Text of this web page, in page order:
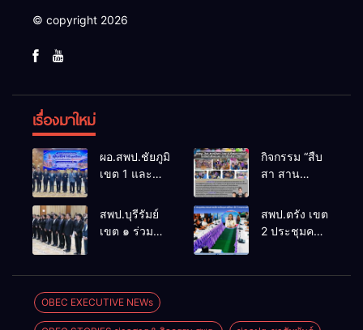
© copyright 2026
เรื่องมาใหม่
ผอ.สพป.ชัยภูมิ
เขต 1 และ
ประชุม
สัมมนาทาง
นำการศึกษา
ไทยสู่อนาคต”
ประจำเขต
ตรวจราชการ
กิจกรรม “สืบ
สา สาน
ล้านนาวิถี สู่
โลกแห่งการ
เรียนรู้”
สันพระเนตร
สพป.บุรีรัมย์
เขต ๑ ร่วม
นำการศึกษา
ไทยสู่อนาคต”
สพป.ตรัง เขต
2 ประชุมคณะ
OBEC EXECUTIVE NEWs